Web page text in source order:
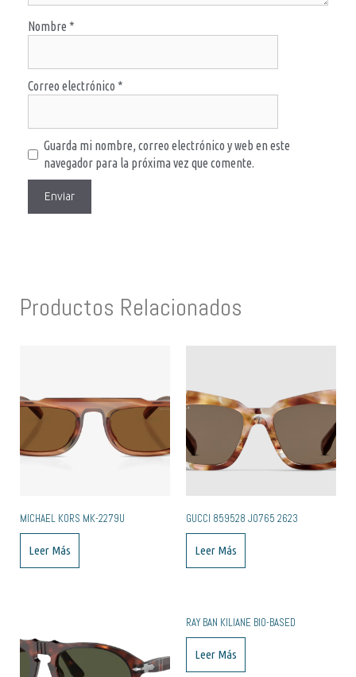
Nombre *
Correo electrónico *
Guarda mi nombre, correo electrónico y web en este
navegador para la próxima vez que comente.
Productos Relacionados
MICHAEL KORS MK-2279U
Leer Más
GUCCI 859528 J0765 2623
Leer Más
RAY BAN KILIANE BIO-BASED
Leer Más